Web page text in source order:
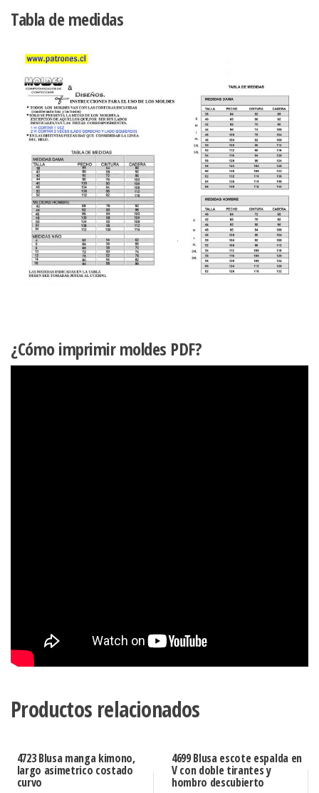
Tabla de medidas
¿Cómo imprimir moldes PDF?
Productos relacionados
4723 Blusa manga kimono,
largo asimetrico costado
curvo
4699 Blusa escote espalda en
V con doble tirantes y
hombro descubierto